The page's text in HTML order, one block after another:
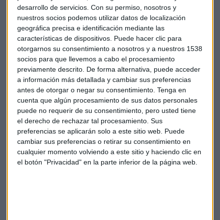
desarrollo de servicios. Con su permiso, nosotros y
nuestros socios podemos utilizar datos de localización
geográfica precisa e identificación mediante las
características de dispositivos. Puede hacer clic para
otorgarnos su consentimiento a nosotros y a nuestros 1538
socios para que llevemos a cabo el procesamiento
previamente descrito. De forma alternativa, puede acceder
a información más detallada y cambiar sus preferencias
antes de otorgar o negar su consentimiento. Tenga en
cuenta que algún procesamiento de sus datos personales
puede no requerir de su consentimiento, pero usted tiene
el derecho de rechazar tal procesamiento. Sus
preferencias se aplicarán solo a este sitio web. Puede
cambiar sus preferencias o retirar su consentimiento en
cualquier momento volviendo a este sitio y haciendo clic en
el botón "Privacidad" en la parte inferior de la página web.
puntos”.
En conclusión, nuevo caso abierto donde miles de afectados
podrían revisar sus procedimientos y reclamar, no solo por
lo que se refiere a la cuantía económica sino también con
respecto a sus puntos detraídos.
DGT Tráfico Conductor Multas
Notificaciones